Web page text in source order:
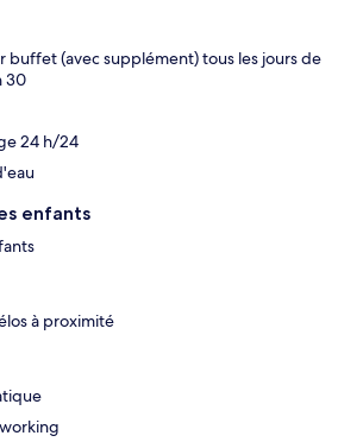
buffet (avec supplément) tous les jours de
30
24 h/24
enfants
à proximité